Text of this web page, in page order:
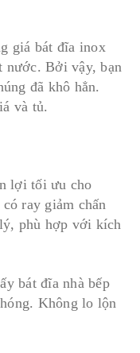
giá bát đĩa inox
nước. Bởi vậy, bạn
đã khô hẳn.
và tủ.
lợi tối ưu cho
ray giảm chấn
phù hợp với kích
bát đĩa nhà bếp
Không lo lộn